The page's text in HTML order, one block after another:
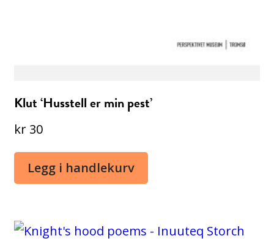
Klut ‘Husstell er min pest’
kr 30
Legg i handlekurv